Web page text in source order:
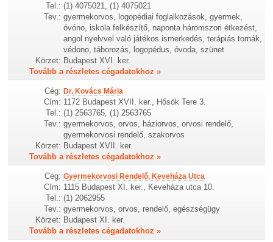
Tel.: (1) 4075021, (1) 4075021
Tev.: gyermekorvos, logopédiai foglalkozások, gyermek,
óvóno, iskola felkészítő, naponta háromszori étkezést,
angol nyelvvel való játékos ismerkedés, terápiás tornák,
védono, táborozás, logopédus, óvoda, szünet
Körzet: Budapest XVI. ker.
Tovább a részletes cégadatokhoz »
Cég: Dr. Kovács Mária
Cím: 1172 Budapest XVII. ker., Hősök Tere 3.
Tel.: (1) 2563765, (1) 2563765
Tev.: gyermekorvos, orvos, háziorvos, orvosi rendelő,
gyermekorvosi rendelő, szakorvos
Körzet: Budapest XVII. ker.
Tovább a részletes cégadatokhoz »
Cég: Gyermekorvosi Rendelő, Keveháza Utca
Cím: 1115 Budapest XI. ker., Keveháza utca 10.
Tel.: (1) 2062955
Tev.: gyermekorvos, orvos, rendelő, egészségügy
Körzet: Budapest XI. ker.
Tovább a részletes cégadatokhoz »